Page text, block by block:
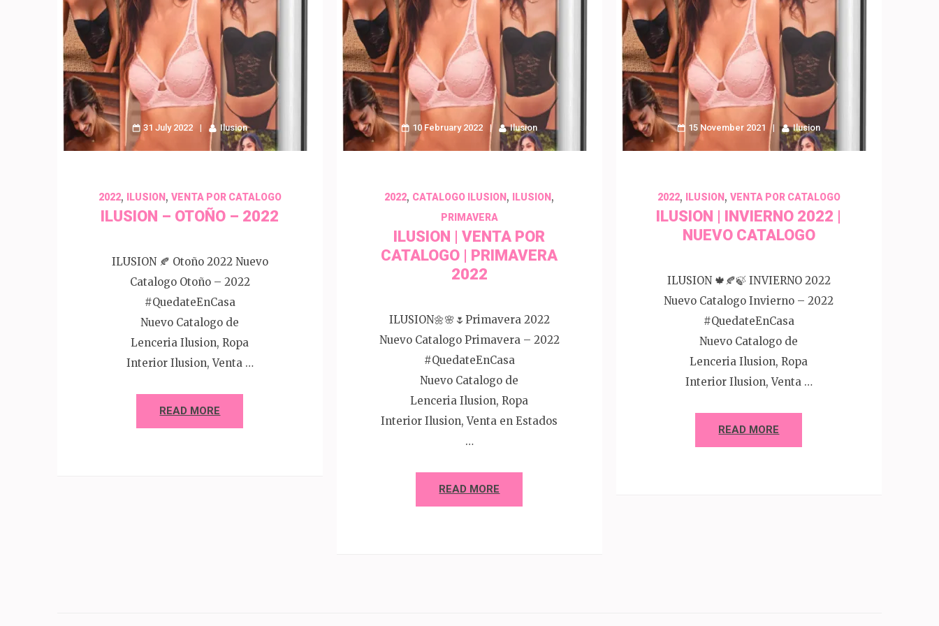
31 July 2022 Ilusion
2022, ILUSION, VENTA POR CATALOGO
ILUSION – OTOÑO – 2022
ILUSION 🍂 Otoño 2022 Nuevo
Catalogo Otoño – 2022
#QuedateEnCasa
Nuevo Catalogo de
Lenceria Ilusion, Ropa
Interior Ilusion, Venta …
READ MORE
10 February 2022 Ilusion
2022, CATALOGO ILUSION , ILUSION ,
PRIMAVERA
ILUSION | VENTA POR
CATALOGO | PRIMAVERA
2022
ILUSION🌼🌸🌷Primavera 2022
Nuevo Catalogo Primavera – 2022
#QuedateEnCasa
Nuevo Catalogo de
Lenceria Ilusion, Ropa
Interior Ilusion, Venta en Estados
…
READ MORE
15 November 2021 Ilusion
2022, ILUSION, VENTA POR CATALOGO
ILUSION | INVIERNO 2022 |
NUEVO CATALOGO
ILUSION 🍁🍂🍃 INVIERNO 2022
Nuevo Catalogo Invierno – 2022
#QuedateEnCasa
Nuevo Catalogo de
Lenceria Ilusion, Ropa
Interior Ilusion, Venta …
READ MORE